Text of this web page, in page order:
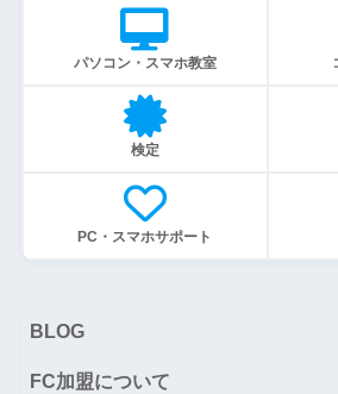
パソコン・スマホ教室
検定
PC・スマホサポート
BLOG
FC加盟について